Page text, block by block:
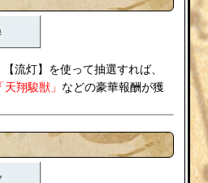
【流灯】を使って抽選すれば、
翔駿獣」 などの豪華報酬が獲